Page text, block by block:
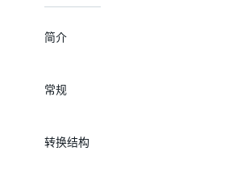
简介
常规
转换结构